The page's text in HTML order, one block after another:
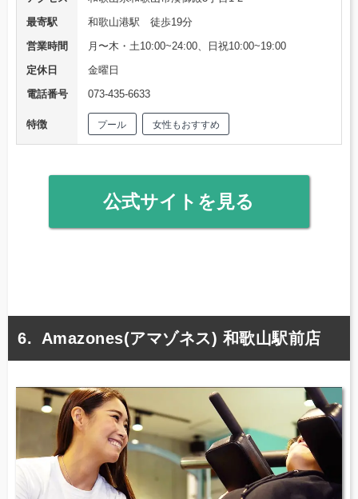
最寄駅
和歌山港駅 徒歩19分
営業時間
月〜木・土10:00~24:00、日祝10:00~19:00
定休日
金曜日
電話番号
073-435-6633
特徴 プール 女性もおすすめ
公式サイトを見る
Amazones(アマゾネス) 和歌山駅前店